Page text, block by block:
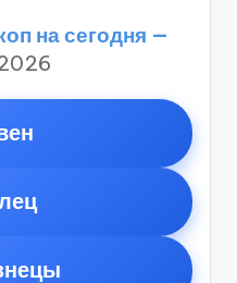
на сегодня —